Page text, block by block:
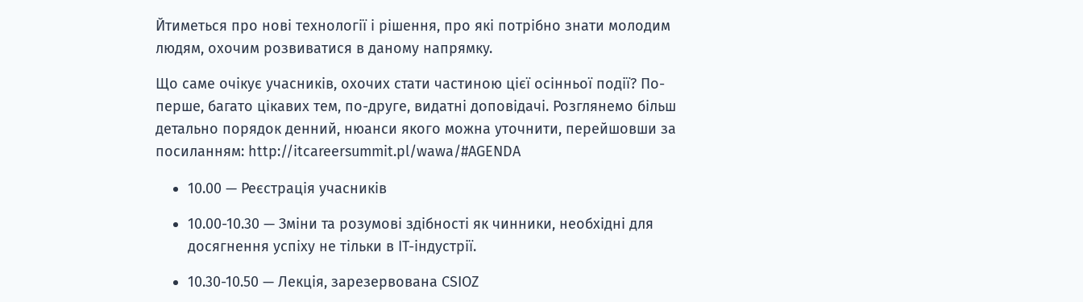
Йтиметься про нові технології і рішення, про які потрібно знати молодим
людям, охочим розвиватися в даному напрямку.
Що саме очікує учасників, охочих стати частиною цієї осінньої події? По-
перше, багато цікавих тем, по-друге, видатні доповідачі. Розглянемо більш
детально порядок денний, нюанси якого можна уточнити, перейшовши за
посиланням: http://itcareersummit.pl/wawa/#AGENDA
10.00 — Реєстрація учасників
10.00-10.30 — Зміни та розумові здібності як чинники, необхідні для
досягнення успіху не тільки в ІТ-індустрії.
10.30-10.50 — Лекція, зарезервована CSIOZ